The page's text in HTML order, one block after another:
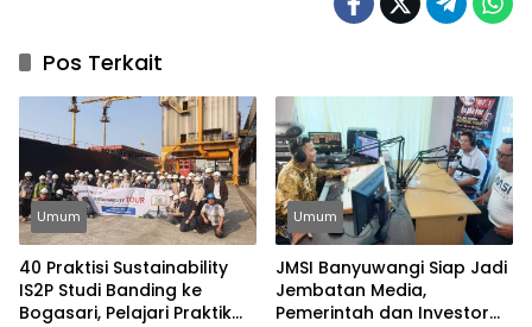
Pos Terkait
Umum
40 Praktisi Sustainability
IS2P Studi Banding ke
Bogasari, Pelajari Praktik
Umum
JMSI Banyuwangi Siap Jadi
Jembatan Media,
Pemerintah dan Investor